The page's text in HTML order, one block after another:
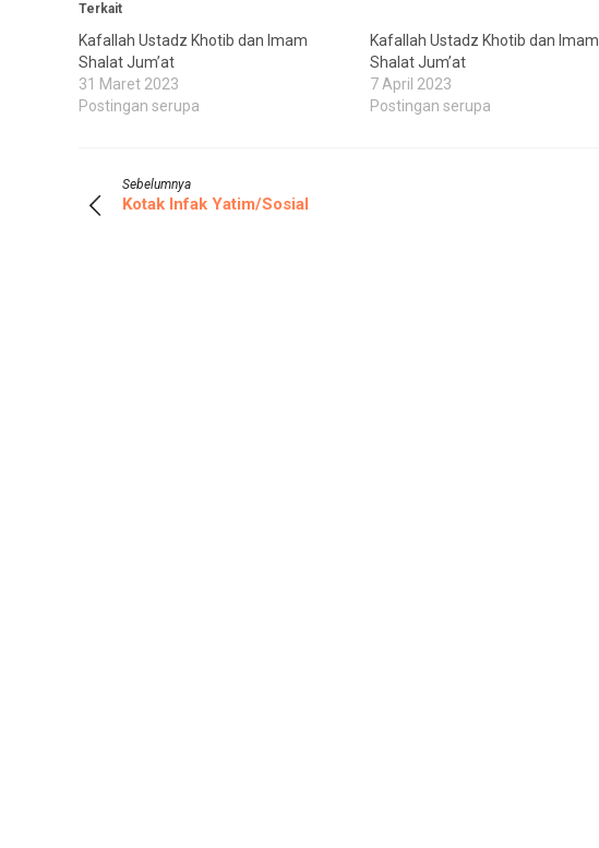
Terkait
Kafallah Ustadz Khotib dan Imam
Shalat Jum’at
31 Maret 2023
Postingan serupa
Kafallah Ustadz Khotib dan Imam
Shalat Jum’at
7 April 2023
Postingan serupa
Sebelumnya
Kotak Infak Yatim/Sosial